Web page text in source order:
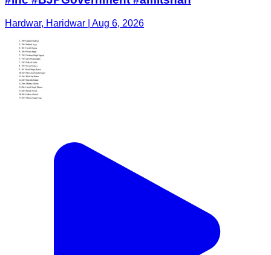
Hardwar, Haridwar | Aug 6, 2026